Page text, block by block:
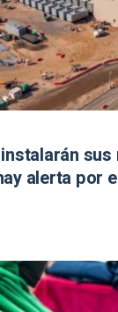
alerta por